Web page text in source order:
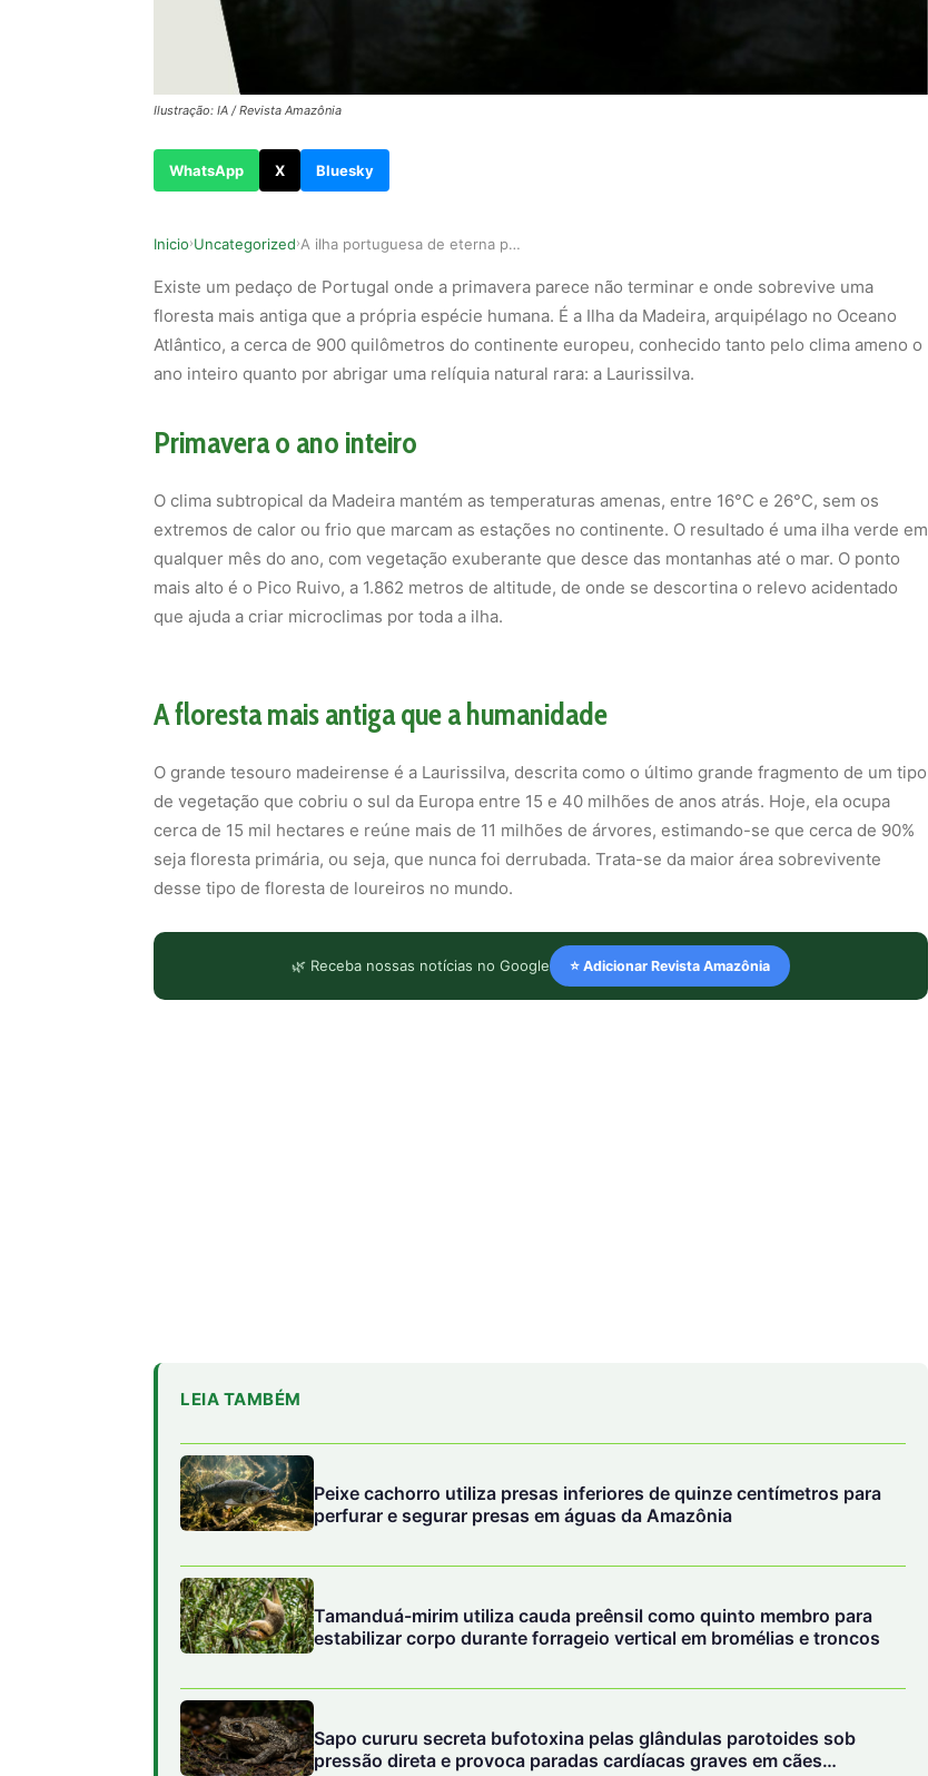
Ilustração: IA / Revista Amazônia
WhatsApp X Bluesky
Inicio›Uncategorized› A ilha portuguesa de eterna primavera com a flo…
Existe um pedaço de Portugal onde a primavera parece não terminar e onde sobrevive uma
floresta mais antiga que a própria espécie humana. É a Ilha da Madeira, arquipélago no Oceano
Atlântico, a cerca de 900 quilômetros do continente europeu, conhecido tanto pelo clima ameno o
ano inteiro quanto por abrigar uma relíquia natural rara: a Laurissilva.
Primavera o ano inteiro
O clima subtropical da Madeira mantém as temperaturas amenas, entre 16°C e 26°C, sem os
extremos de calor ou frio que marcam as estações no continente. O resultado é uma ilha verde em
qualquer mês do ano, com vegetação exuberante que desce das montanhas até o mar. O ponto
mais alto é o Pico Ruivo, a 1.862 metros de altitude, de onde se descortina o relevo acidentado
que ajuda a criar microclimas por toda a ilha.
A floresta mais antiga que a humanidade
O grande tesouro madeirense é a Laurissilva, descrita como o último grande fragmento de um tipo
de vegetação que cobriu o sul da Europa entre 15 e 40 milhões de anos atrás. Hoje, ela ocupa
cerca de 15 mil hectares e reúne mais de 11 milhões de árvores, estimando-se que cerca de 90%
seja floresta primária, ou seja, que nunca foi derrubada. Trata-se da maior área sobrevivente
desse tipo de floresta de loureiros no mundo.
🌿 Receba nossas notícias no Google ⭐ Adicionar Revista Amazônia
LEIA TAMBÉM
Peixe cachorro utiliza presas inferiores de quinze centímetros para
perfurar e segurar presas em águas da Amazônia
Tamanduá-mirim utiliza cauda preênsil como quinto membro para
estabilizar corpo durante forrageio vertical em bromélias e troncos
Sapo cururu secreta bufotoxina pelas glândulas parotoides sob
pressão direta e provoca paradas cardíacas graves em cães